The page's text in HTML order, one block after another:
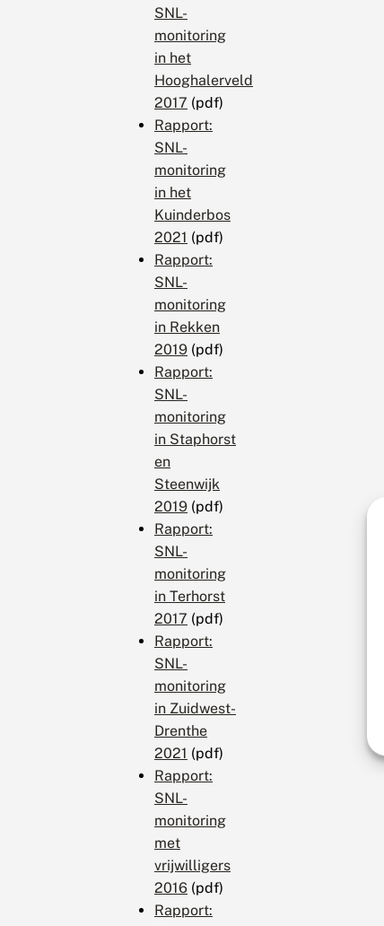
SNL-
monitoring
in het
Hooghalerveld
2017 (pdf)
Rapport:
SNL-
monitoring
in het
Kuinderbos
2021 (pdf)
Rapport:
SNL-
monitoring
in Rekken
2019 (pdf)
Rapport:
SNL-
monitoring
in Staphorst
en
Steenwijk
2019 (pdf)
Rapport:
SNL-
monitoring
in Terhorst
2017 (pdf)
Rapport:
SNL-
monitoring
in Zuidwest-
Drenthe
2021 (pdf)
Rapport:
SNL-
monitoring
met
vrijwilligers
2016 (pdf)
Rapport: